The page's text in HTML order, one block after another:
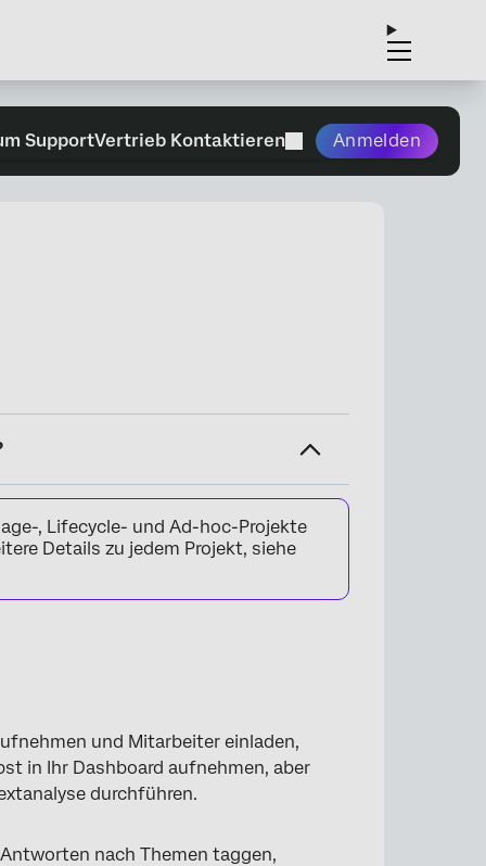
SupportVertrieb Kontaktieren Anmelden
, Lifecycle- und Ad-hoc-Projekte
Details zu jedem Projekt, siehe
und Mitarbeiter einladen,
in Ihr Dashboard aufnehmen, aber
durchführen.
nach Themen taggen,